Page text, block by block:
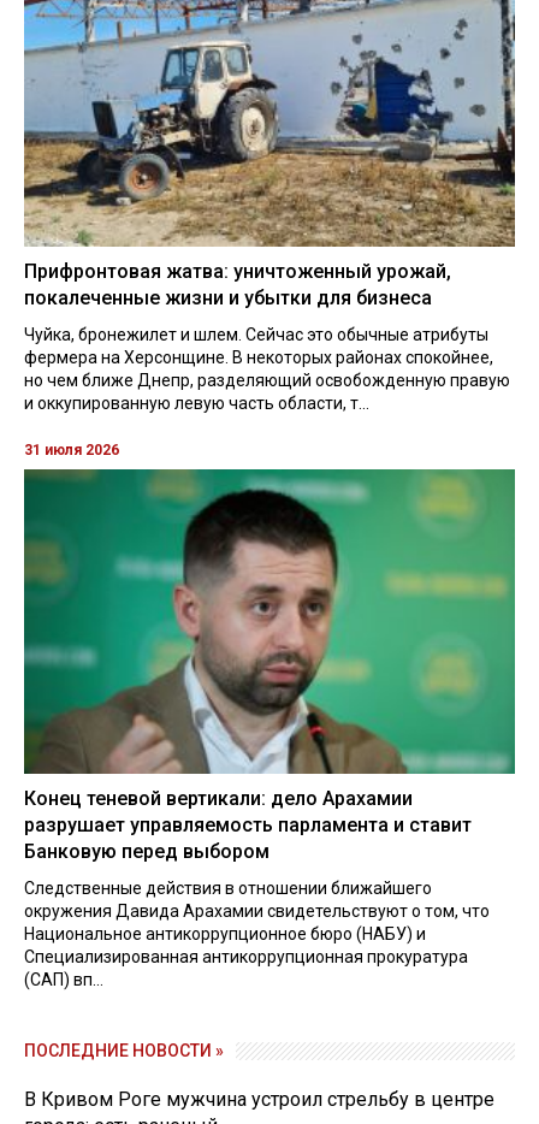
Прифронтовая жатва: уничтоженный урожай,
покалеченные жизни и убытки для бизнеса
Чуйка, бронежилет и шлем. Сейчас это обычные атрибуты
фермера на Херсонщине. В некоторых районах спокойнее,
но чем ближе Днепр, разделяющий освобожденную правую
и оккупированную левую часть области, т...
31 июля 2026
Конец теневой вертикали: дело Арахамии
разрушает управляемость парламента и ставит
Банковую перед выбором
Следственные действия в отношении ближайшего
окружения Давида Арахамии свидетельствуют о том, что
Национальное антикоррупционное бюро (НАБУ) и
Специализированная антикоррупционная прокуратура
(САП) вп...
ПОСЛЕДНИЕ НОВОСТИ »
В Кривом Роге мужчина устроил стрельбу в центре